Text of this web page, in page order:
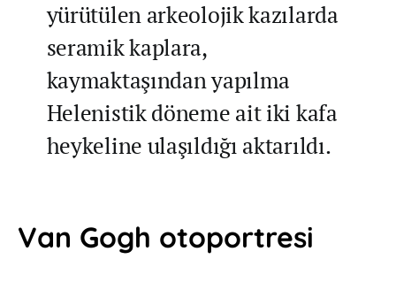
yürütülen arkeolojik kazılarda
seramik kaplara,
kaymaktaşından yapılma
Helenistik döneme ait iki kafa
heykeline ulaşıldığı aktarıldı.
Van Gogh otoportresi